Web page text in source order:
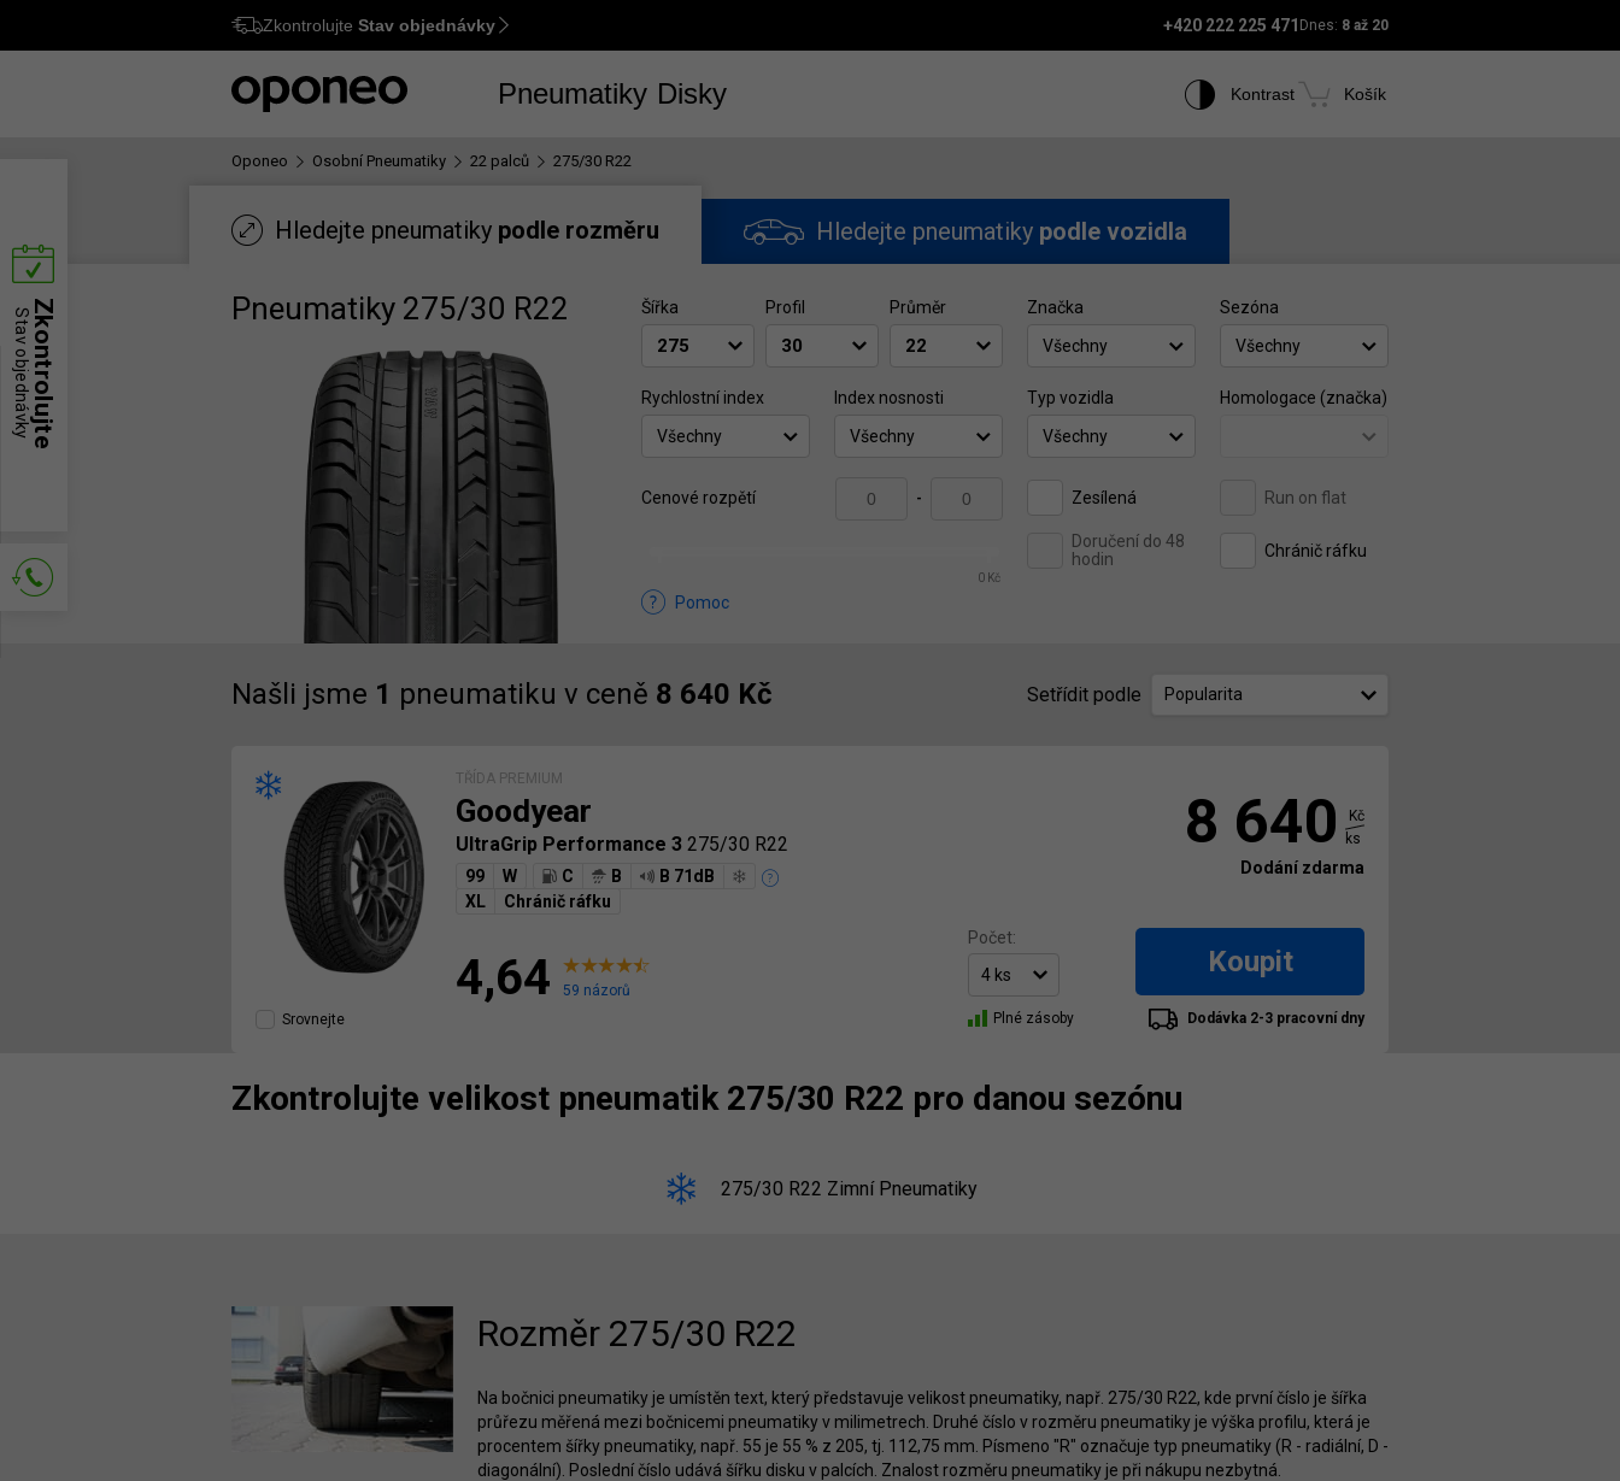
Ctrl M
Zkontrolujte Stav objednávky +420 222 225 471 Dnes: 8 až 20
Pneumatiky Disky Kontrast Košík
Oponeo Osobní Pneumatiky 22 palců 275/30 R22
Hledejte pneumatiky podle rozměru Hledejte pneumatiky podle vozidla
Pneumatiky 275/30 R22 Šířka Profil Průměr
Značka
Všechny
Sezóna
Všechny
Rychlostní index
Všechny
Index nosnosti
Všechny
Typ vozidla
Všechny
Homologace (značka)
Cenové rozpětí -
0 Kč
Zesílená Run on flat
Doručení do 48
hodin
Chránič ráfku
Pomoc
Našli jsme 1 pneumatiku v ceně 8 640 Kč Setřídit podle Popularita
TŘÍDA PREMIUM
Goodyear
UltraGrip Performance 3 275/30 R22
99 W C B
B 71dB
XL
Chránič ráfku
4,64
59 názorů
Srovnejte
8 640
Kč
ks
Dodání zdarma
Počet:
Koupit
Plné zásoby Dodávka 2-3 pracovní dny
Zkontrolujte velikost pneumatik 275/30 R22 pro danou sezónu
275/30 R22 Zimní Pneumatiky
Rozměr 275/30 R22
Na bočnici pneumatiky je umístěn text, který představuje velikost pneumatiky, např. 275/30 R22, kde první číslo je šířka
průřezu měřená mezi bočnicemi pneumatiky v milimetrech. Druhé číslo v rozměru pneumatiky je výška profilu, která je
procentem šířky pneumatiky, např. 55 je 55 % z 205, tj. 112,75 mm. Písmeno "R" označuje typ pneumatiky (R - radiální, D -
diagonální). Poslední číslo udává šířku disku v palcích. Znalost rozměru pneumatiky je při nákupu nezbytná.
Zkontrolujte
Stav objednávky